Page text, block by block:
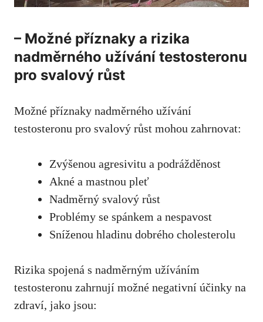
– Možné příznaky a rizika
nadměrného užívání testosteronu‍
pro svalový růst
Možné příznaky nadměrného užívání
testosteronu ⁢pro svalový růst mohou zahrnovat:
Zvýšenou ​agresivitu a podrážděnost
Akné a mastnou pleť
Nadměrný svalový růst
Problémy se spánkem ‌a nespavost
Sníženou hladinu dobrého cholesterolu
Rizika spojená s nadměrným užíváním
testosteronu zahrnují možné negativní účinky na
zdraví, jako jsou: